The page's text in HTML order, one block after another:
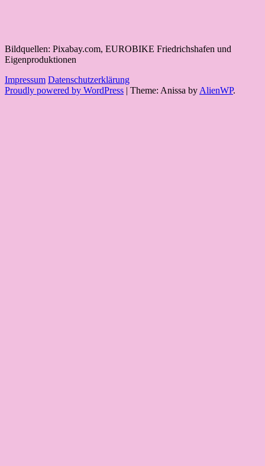
Bildquellen: Pixabay.com, EUROBIKE Friedrichshafen und
Eigenproduktionen
Impressum Datenschutzerklärung
Proudly powered by WordPress | Theme: Anissa by AlienWP.